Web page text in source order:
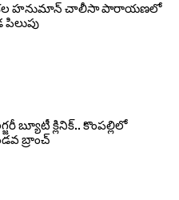
హనుమాన్ చాలీసా పారాయణలో
బ్యూటీ క్లినిక్.. కొంపల్లిలో
బ్రాంచ్